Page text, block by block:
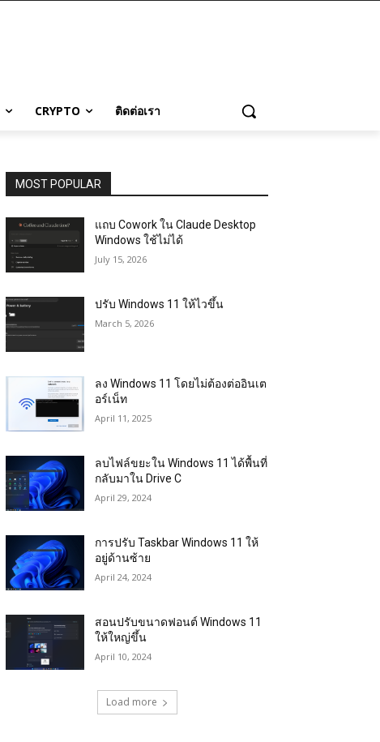
CRYPTO ติดต่อเรา
MOST POPULAR
แถบ Cowork ใน Claude Desktop
Windows ใช้ไม่ได้
July 15, 2026
ปรับ Windows 11 ให้ไวขึ้น
March 5, 2026
ลง Windows 11 โดยไม่ต้องต่ออินเต
อร์เน็ท
April 11, 2025
ลบไฟล์ขยะใน Windows 11 ได้พื้นที่
กลับมาใน Drive C
April 29, 2024
การปรับ Taskbar Windows 11 ให้
อยู่ด้านซ้าย
April 24, 2024
สอนปรับขนาดฟอนต์ Windows 11
ให้ใหญ่ขึ้น
April 10, 2024
Load more